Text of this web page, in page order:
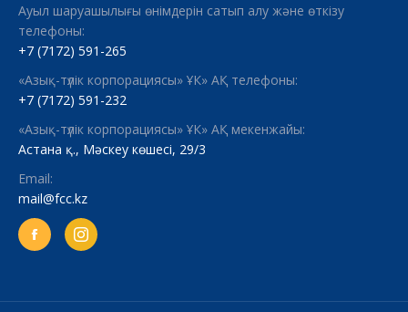
Ауыл шаруашылығы өнімдерін сатып алу және өткізу
телефоны:
+7 (7172) 591-265
«Азық-түлік корпорациясы» ҰК» АҚ телефоны:
+7 (7172) 591-232
«Азық-түлік корпорациясы» ҰК» АҚ мекенжайы:
Астана қ., Мәскеу көшесі, 29/3
Email:
mail@fcc.kz
Facebook